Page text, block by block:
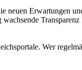
neuen Erwartungen
Wer